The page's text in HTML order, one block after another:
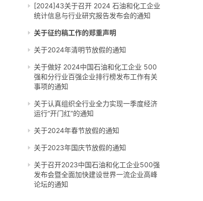
[2024]43关于召开 2024 石油和化工企业
统计信息与行业研究报告发布会的通知
关于征约稿工作的郑重声明
关于2024年清明节放假的通知
关于做好 2024中国石油和化工企业 500
强和分行业百强企业排行榜发布工作有关
事项的通知
关于认真组织全行业全力实现一季度经济
运行“开门红”的通知
关于2024年春节放假的通知
关于2023年国庆节放假的通知
关于召开2023中国石油和化工企业500强
发布会暨全面加快建设世界一流企业高峰
论坛的通知